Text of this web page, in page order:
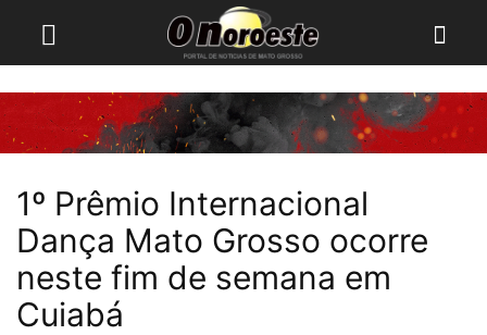
1º Prêmio Internacional
Dança Mato Grosso ocorre
neste fim de semana em
Cuiabá